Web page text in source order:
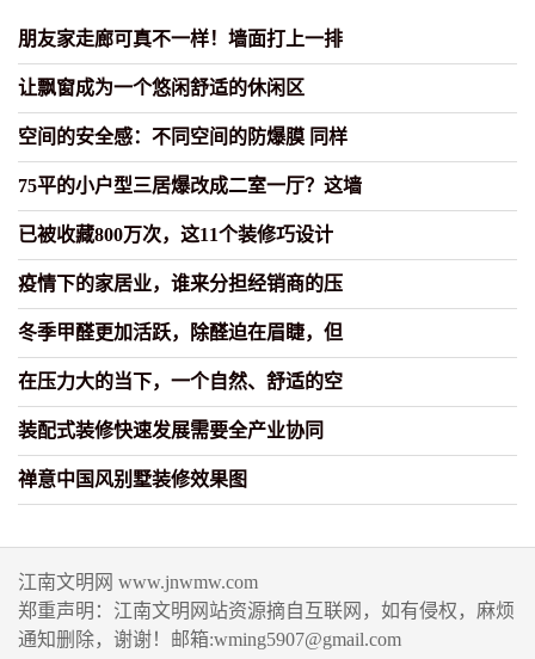
朋友家走廊可真不一样！墙面打上一排
让飘窗成为一个悠闲舒适的休闲区
空间的安全感：不同空间的防爆膜 同样
75平的小户型三居爆改成二室一厅？这墙
已被收藏800万次，这11个装修巧设计
疫情下的家居业，谁来分担经销商的压
冬季甲醛更加活跃，除醛迫在眉睫，但
在压力大的当下，一个自然、舒适的空
装配式装修快速发展需要全产业协同
禅意中国风别墅装修效果图
江南文明网 www.jnwmw.com
郑重声明：江南文明网站资源摘自互联网，如有侵权，麻烦
通知删除，谢谢！邮箱:wming5907@gmail.com